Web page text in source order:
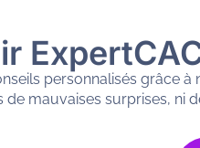
personnalisés grâce
de mauvaises surprises, ni